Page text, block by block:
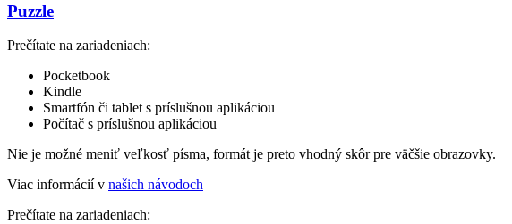
Puzzle
Prečítate na zariadeniach:
Pocketbook
Kindle
Smartfón či tablet s príslušnou aplikáciou
Počítač s príslušnou aplikáciou
Nie je možné meniť veľkosť písma, formát je preto vhodný skôr pre väčšie obrazovky.
Viac informácií v našich návodoch
Prečítate na zariadeniach: